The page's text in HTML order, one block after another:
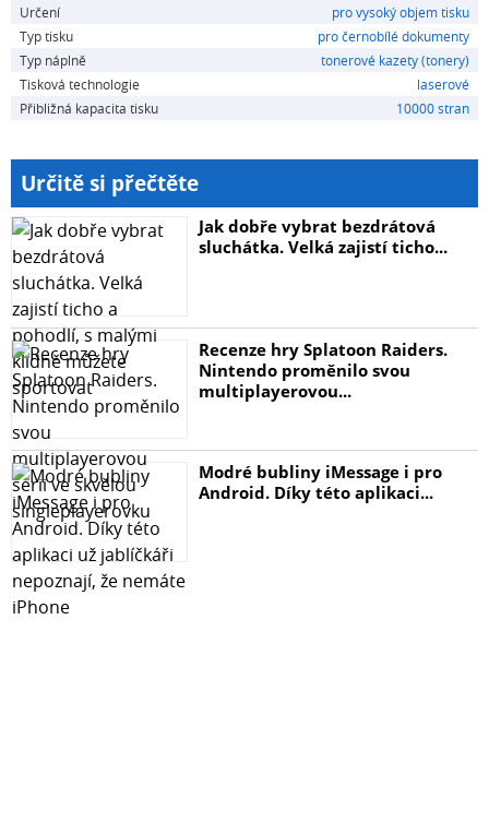
Určení
pro vysoký objem tisku
Typ tisku
pro černobílé dokumenty
Typ náplně
tonerové kazety (tonery)
Tisková technologie
laserové
Přibližná kapacita tisku
10000 stran
Určitě si přečtěte
Jak dobře vybrat bezdrátová
sluchátka. Velká zajistí ticho...
Recenze hry Splatoon Raiders.
Nintendo proměnilo svou
multiplayerovou...
Modré bubliny iMessage i pro
Android. Díky této aplikaci...